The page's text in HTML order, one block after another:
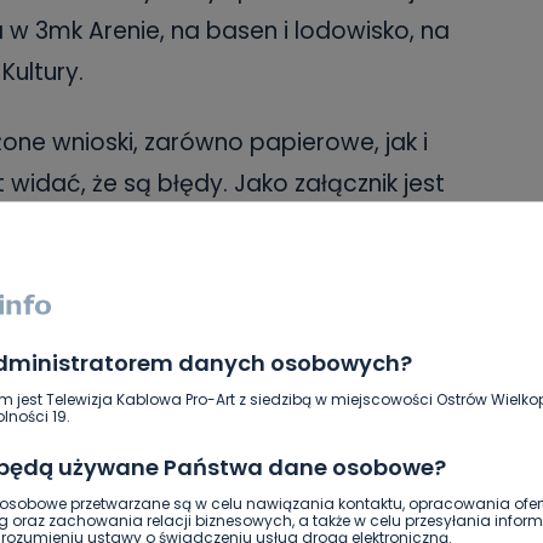
danych osobowych?
jest Telewizja Kablowa Pro-Art z siedzibą w miejscowości Ostrów
19.
używane Państwa dane osobowe?
przetwarzane są w celu nawiązania kontaktu, opracowania
oraz zachowania relacji biznesowych, a także w celu przesyłania
ustawy o świadczeniu usług drogą elektroniczną.
3mk Arenie, na basen i lodowisko, na
wnioski, zarówno papierowe, jak i
że są błędy. Jako załącznik jest
bądź elektronicznej, przy
załączyć należy UPO, czyli
magistratu podkreślają, że
dokumencie jego sygnatura oraz
oraz adres zamieszkania. To
tym mieszkańcom, którzy rozliczają
Ważne jest też, aby załączniki, które są
wyraźne i niezamazane.